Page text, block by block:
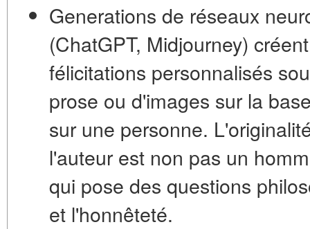
Generations de réseaux
(ChatGPT, Midjourney)
félicitations personnalisés
prose ou d'images sur la
sur une personne.
l'auteur est non pas un
qui pose des questions
et l'honnêteté.